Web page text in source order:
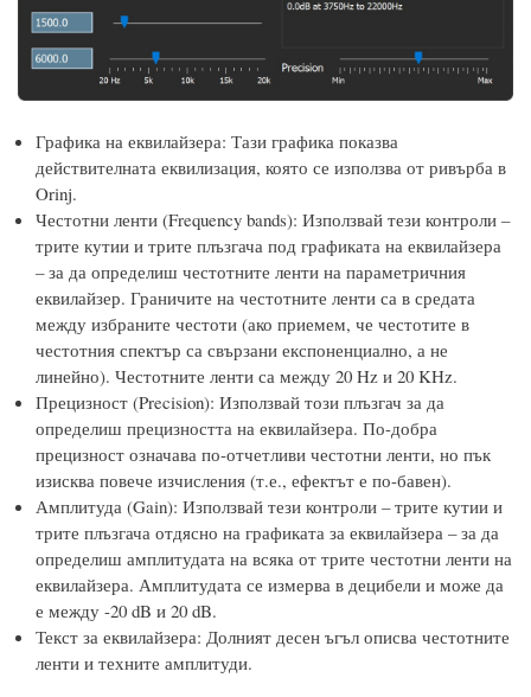
Графика на еквилайзера: Тази графика показва
действителната еквилизация, която се използва от ривърба в
Orinj.
Честотни ленти (Frequency bands): Използвай тези контроли –
трите кутии и трите плъзгача под графиката на еквилайзера
– за да определиш честотните ленти на параметричния
еквилайзер. Граничите на честотните ленти са в средата
между избраните честоти (ако приемем, че честотите в
честотния спектър са свързани експоненциално, а не
линейно). Честотните ленти са между 20 Hz и 20 KHz.
Прецизност (Precision): Използвай този плъзгач за да
определиш прецизността на еквилайзера. По-добра
прецизност означава по-отчетливи честотни ленти, но пък
изисква повече изчисления (т.е., ефектът е по-бавен).
Амплитуда (Gain): Използвай тези контроли – трите кутии и
трите плъзгача отдясно на графиката за еквилайзера – за да
определиш амплитудата на всяка от трите честотни ленти на
еквилайзера. Амплитудата се измерва в децибели и може да
е между -20 dB и 20 dB.
Текст за еквилайзера: Долният десен ъгъл описва честотните
ленти и техните амплитуди.